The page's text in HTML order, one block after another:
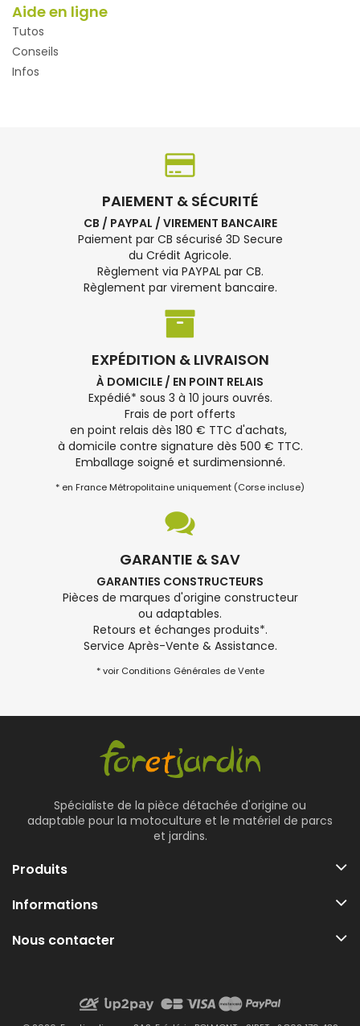
Aide en ligne
Tutos
Conseils
Infos
PAIEMENT & SÉCURITÉ
CB / PAYPAL / VIREMENT BANCAIRE
Paiement par CB sécurisé 3D Secure
du Crédit Agricole.
Règlement via PAYPAL par CB.
Règlement par virement bancaire.
EXPÉDITION & LIVRAISON
À DOMICILE / EN POINT RELAIS
Expédié* sous 3 à 10 jours ouvrés.
Frais de port offerts
en point relais dès 180 € TTC d'achats,
à domicile contre signature dès 500 € TTC.
Emballage soigné et surdimensionné.
* en France Métropolitaine uniquement (Corse incluse)
GARANTIE & SAV
GARANTIES CONSTRUCTEURS
Pièces de marques d'origine constructeur
ou adaptables.
Retours et échanges produits*.
Service Après-Vente & Assistance.
* voir Conditions Générales de Vente
Spécialiste de la pièce détachée d'origine ou
adaptable pour la motoculture et le matériel de parcs
et jardins.
Produits
Informations
Nous contacter